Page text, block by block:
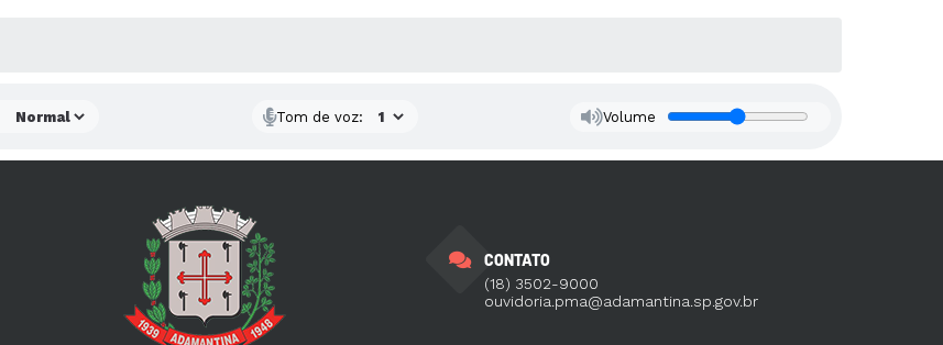
Tom de voz: Volume
CONTATO
(18) 3502-9000
ouvidoria.pma@adamantina.sp.gov.br